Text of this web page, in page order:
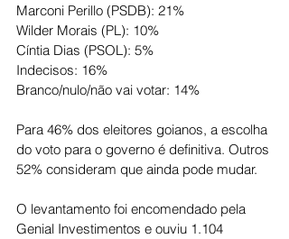
Marconi Perillo (PSDB): 21%
Wilder Morais (PL): 10%
Cíntia Dias (PSOL): 5%
Indecisos: 16%
Branco/nulo/não vai votar: 14%
Para 46% dos eleitores goianos, a escolha
do voto para o governo é definitiva. Outros
52% consideram que ainda pode mudar.
O levantamento foi encomendado pela
Genial Investimentos e ouviu 1.104